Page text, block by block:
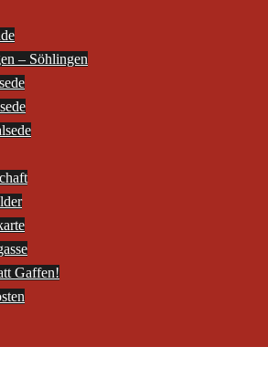
– Söhlingen
Gaffen!